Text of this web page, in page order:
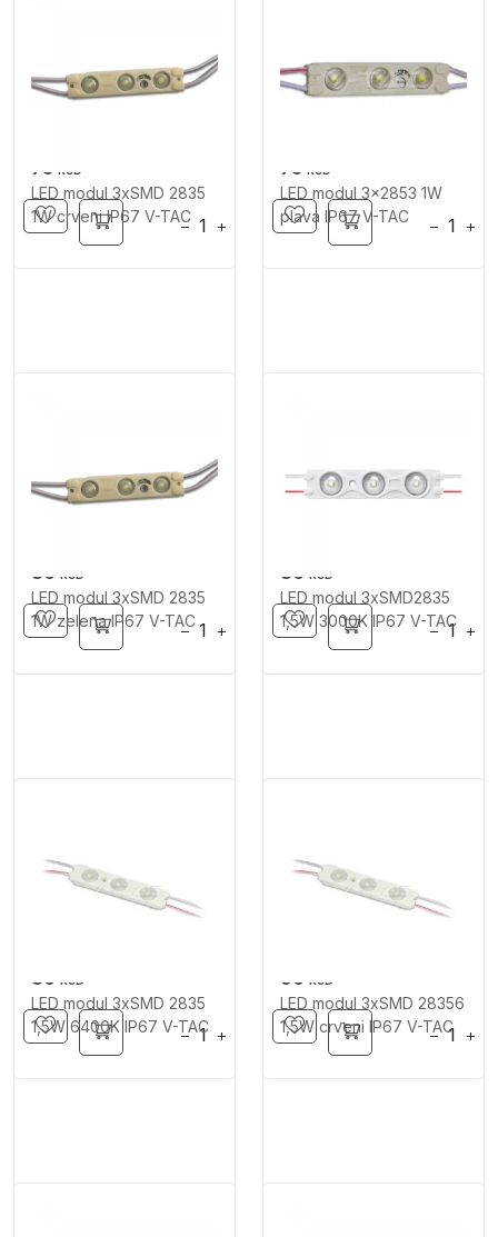
75 RSD
− +
75 RSD
− +
LED modul 3xSMD 2835
1W crveni IP67 V-TAC
80 RSD
− +
LED modul 3x2853 1W
plava IP67 V-TAC
80 RSD
− +
LED modul 3xSMD 2835
1W zelena IP67 V-TAC
80 RSD
− +
LED modul 3xSMD2835
1,5W 3000K IP67 V-TAC
90 RSD
− +
LED modul 3xSMD 2835
1,5W 6400K IP67 V-TAC
LED modul 3xSMD 28356
1,5W crveni IP67 V-TAC